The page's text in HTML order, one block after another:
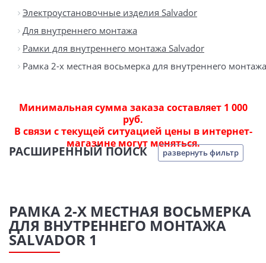
Электроустановочные изделия Salvador
Для внутреннего монтажа
Рамки для внутреннего монтажа Salvador
Рамка 2-х местная восьмерка для внутреннего
Минимальная сумма заказа составляет 1 000
руб.
В связи с текущей ситуацией цены в интернет-
магазине могут меняться.
РАСШИРЕННЫЙ ПОИСК развернуть фильтр
РАМКА 2-Х МЕСТНАЯ ВОСЬМЕРКА
ДЛЯ ВНУТРЕННЕГО МОНТАЖА
SALVADOR 1